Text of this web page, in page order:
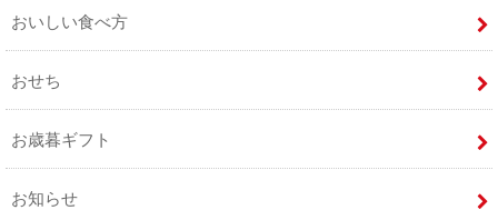
おいしい食べ方
おせち
お歳暮ギフト
お知らせ